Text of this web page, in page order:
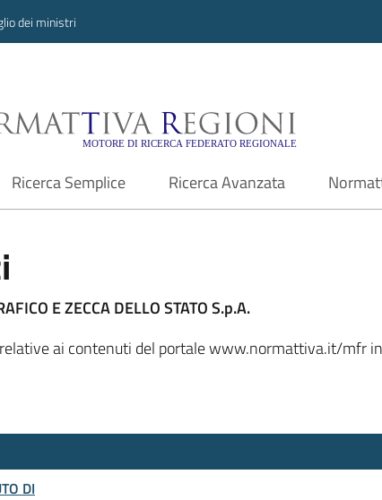
dei ministri
Regioni -
Ricerca Semplice Ricerca Avanzata
E ZECCA DELLO STATO S.p.A.
ai contenuti del portale www.normattiva.it/mfr
DI